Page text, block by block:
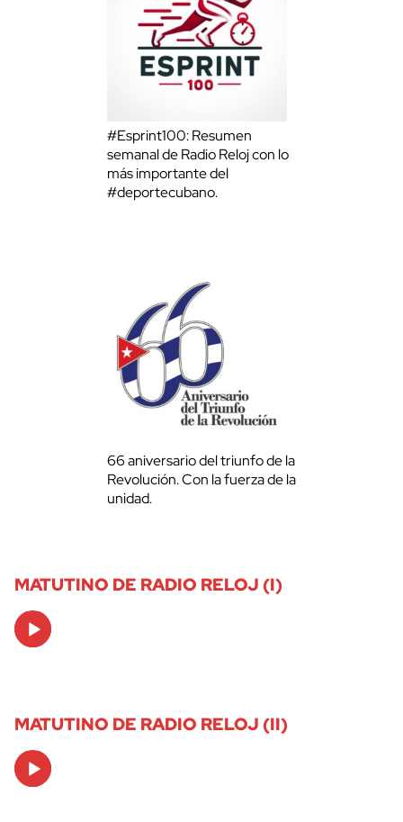
#Esprint100: Resumen
semanal de Radio Reloj con lo
más importante del
#deportecubano.
66 aniversario del triunfo de la
Revolución. Con la fuerza de la
unidad.
MATUTINO DE RADIO RELOJ (I)
Audio
Player
MATUTINO DE RADIO RELOJ (II)
Audio
Player